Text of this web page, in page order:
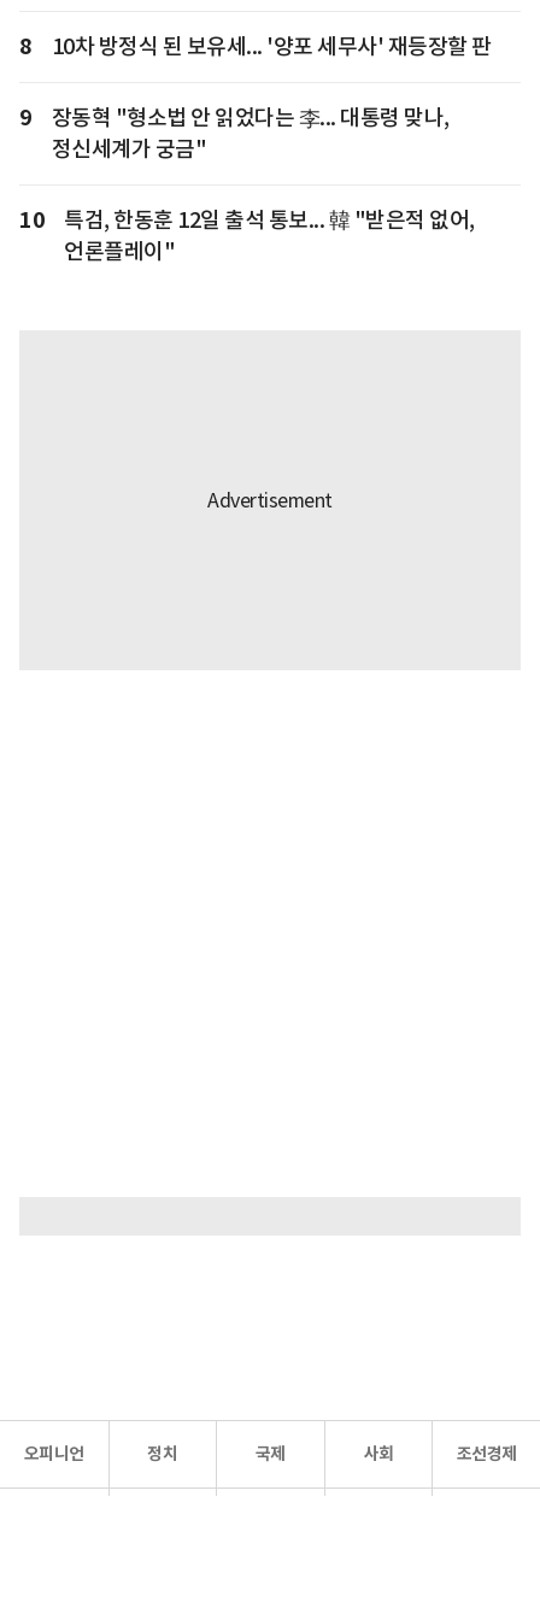
8 10차 방정식 된 보유세... '양포 세무사' 재등장할 판
9
장동혁 "형소법 안 읽었다는 李... 대통령 맞나,
정신세계가 궁금"
10
특검, 한동훈 12일 출석 통보... 韓 "받은적 없어,
언론플레이"
오피니언 정치 국제 사회 조선경제